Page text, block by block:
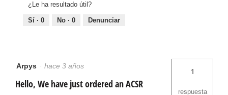
¿Le ha resultado útil?
Sí · 0 No · 0 Denunciar
Arpys · hace 3 años
Hello, We have just ordered an ACSR
1
respuesta